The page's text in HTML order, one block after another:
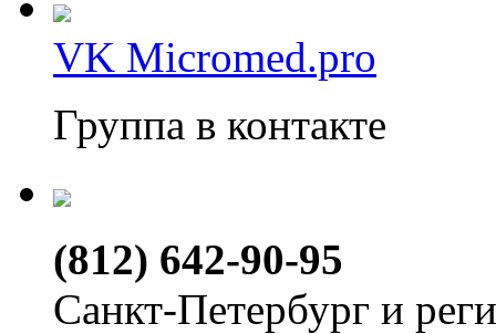
VK Micromed.pro
Группа в контакте
(812) 642-90-95
Санкт-Петербург и